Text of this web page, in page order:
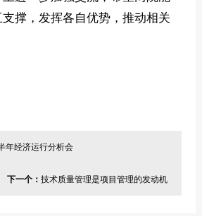
撑，发挥各自优势，推动相关
年经济运行分析会
下一个：技术质量管理是项目管理的发动机